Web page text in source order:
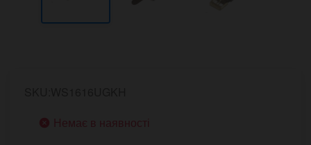
Немає в наявності